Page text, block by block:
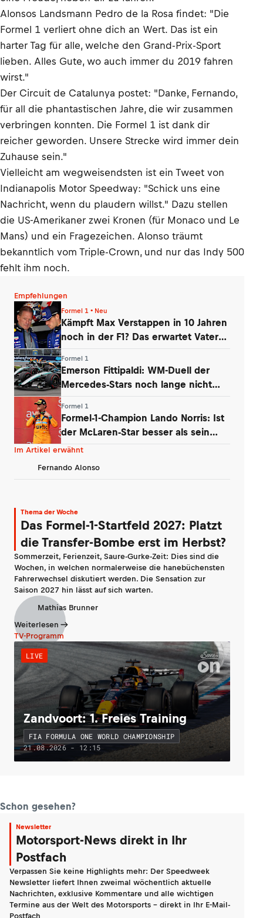
Alonsos Landsmann Pedro de la Rosa findet: "Die
Formel 1 verliert ohne dich an Wert. Das ist ein
harter Tag für alle, welche den Grand-Prix-Sport
lieben. Alles Gute, wo auch immer du 2019 fahren
wirst."
Der Circuit de Catalunya postet: "Danke, Fernando,
für all die phantastischen Jahre, die wir zusammen
verbringen konnten. Die Formel 1 ist dank dir
reicher geworden. Unsere Strecke wird immer dein
Zuhause sein."
Vielleicht am wegweisendsten ist ein Tweet von
Indianapolis Motor Speedway: "Schick uns eine
Nachricht, wenn du plaudern willst." Dazu stellen
die US-Amerikaner zwei Kronen (für Monaco und Le
Mans) und ein Fragezeichen. Alonso träumt
bekanntlich vom Triple-Crown, und nur das Indy 500
fehlt ihm noch.
Empfehlungen
Formel 1 • Neu
Kämpft Max Verstappen in 10 Jahren
noch in der F1? Das erwartet Vater
Formel 1
Emerson Fittipaldi: WM-Duell der
Mercedes-Stars noch lange nicht
Formel 1
Formel-1-Champion Lando Norris: Ist
der McLaren-Star besser als sein
Ruf?
Im Artikel erwähnt
Fernando Alonso
Thema der Woche
Das Formel-1-Startfeld 2027: Platzt
die Transfer-Bombe erst im Herbst?
Sommerzeit, Ferienzeit, Saure-Gurke-Zeit: Dies sind die
Wochen, in welchen normalerweise die hanebüchensten
Fahrerwechsel diskutiert werden. Die Sensation zur
Saison 2027 hin lässt auf sich warten.
Mathias Brunner
Weiterlesen
TV-Programm
LIVE
Zandvoort: 1. Freies Training
FIA FORMULA ONE WORLD CHAMPIONSHIP
21.08.2026 - 12:15
Schon gesehen?
Newsletter
Motorsport-News direkt in Ihr
Postfach
Verpassen Sie keine Highlights mehr: Der Speedweek
Newsletter liefert Ihnen zweimal wöchentlich aktuelle
Nachrichten, exklusive Kommentare und alle wichtigen
Termine aus der Welt des Motorsports - direkt in Ihr E-Mail-
Postfach